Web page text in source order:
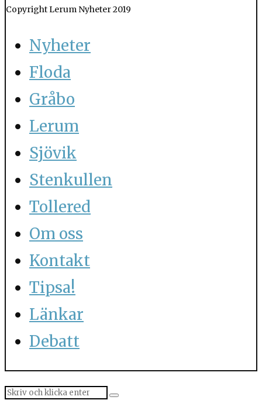
Copyright Lerum Nyheter 2019
Nyheter
Floda
Gråbo
Lerum
Sjövik
Stenkullen
Tollered
Om oss
Kontakt
Tipsa!
Länkar
Debatt